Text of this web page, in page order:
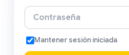
Contraseña
Mantener sesión iniciada